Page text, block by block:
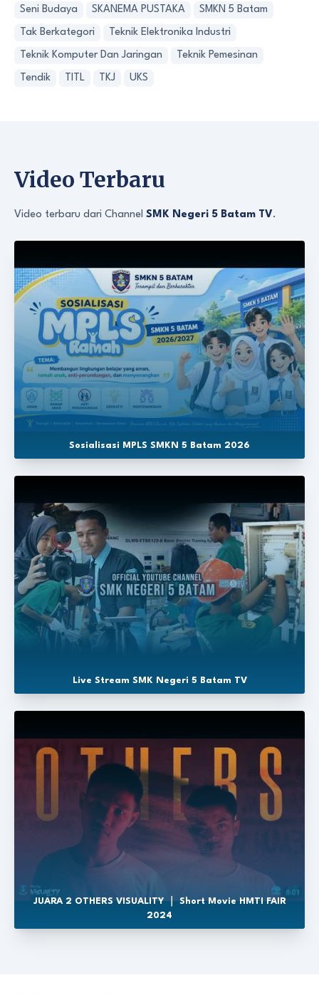
Seni Budaya SKANEMA PUSTAKA SMKN 5 Batam
Tak Berkategori Teknik Elektronika Industri
Teknik Komputer Dan Jaringan Teknik Pemesinan
Tendik TITL TKJ UKS
Video Terbaru
Video terbaru dari Channel SMK Negeri 5 Batam TV.
Sosialisasi MPLS SMKN 5 Batam 2026
Live Stream SMK Negeri 5 Batam TV
JUARA 2 OTHERS VISUALITY ｜ Short Movie HMTI FAIR
2024